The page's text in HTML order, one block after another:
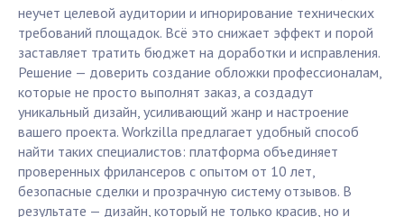
неучет целевой аудитории и игнорирование технических
требований площадок. Всё это снижает эффект и порой
заставляет тратить бюджет на доработки и исправления.
Решение — доверить создание обложки профессионалам,
которые не просто выполнят заказ, а создадут
уникальный дизайн, усиливающий жанр и настроение
вашего проекта. Workzilla предлагает удобный способ
найти таких специалистов: платформа объединяет
проверенных фрилансеров с опытом от 10 лет,
безопасные сделки и прозрачную систему отзывов. В
результате — дизайн, который не только красив, но и